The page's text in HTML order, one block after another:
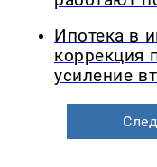
Ипотека в
коррекция
усиление